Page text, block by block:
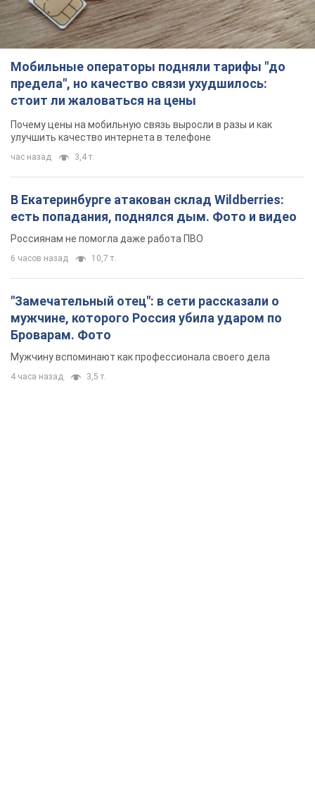
Мобильные операторы подняли тарифы "до
предела", но качество связи ухудшилось:
стоит ли жаловаться на цены
Почему цены на мобильную связь выросли в разы и как
улучшить качество интернета в телефоне
час назад 3,4 т.
В Екатеринбурге атакован склад Wildberries:
есть попадания, поднялся дым. Фото и видео
Россиянам не помогла даже работа ПВО
6 часов назад 10,7 т.
"Замечательный отец": в сети рассказали о
мужчине, которого Россия убила ударом по
Броварам. Фото
Мужчину вспоминают как профессионала своего дела
4 часа назад 3,5 т.